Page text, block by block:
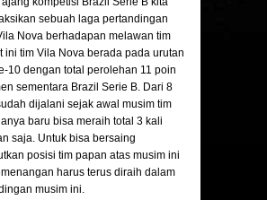
sebuah laga pertandingan
Nova berhadapan melawan tim
ini tim Vila Nova berada pada urutan
10 dengan total perolehan 11 poin
sementara Brazil Serie B. Dari 8
dijalani sejak awal musim tim
baru bisa meraih total 3 kali
saja. Untuk bisa bersaing
posisi tim papan atas musim ini
harus terus diraih dalam
musim ini.